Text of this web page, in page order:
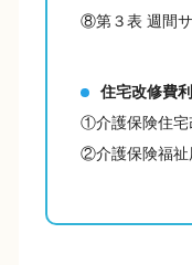
⑧第３表 週間
住宅改修費
①介護保険住宅
②介護保険福